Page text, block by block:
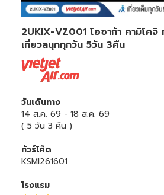
2UKIX-VZ001 โอซาก้า คามิโคจิ
เที่ยวสนุกทุกวัน 5วัน 3คืน
วันเดินทาง
14 ส.ค. 69 - 18 ส.ค. 69
( 5 วัน 3 คืน )
ทัวร์โค๊ด
KSMI261601
โรงแรม
ทัวร์ลาว
ทัวร์มัลดีฟส์
ทัวร์เวียดนาม
ทัวร์อียิปต์
ทัวร์จอร์เจีย
ทัวร์อินเดีย
ทัวร์บาหลี